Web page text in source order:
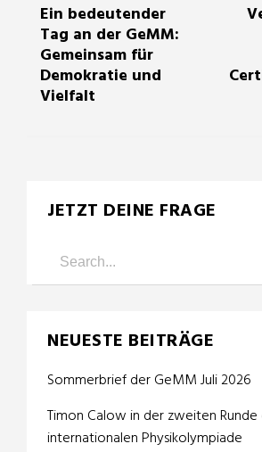
Ein bedeutender
Tag an der GeMM:
Gemeinsam für
Demokratie und
Vielfalt
JETZT DEINE FRAGE
NEUESTE BEITRÄGE
Sommerbrief der GeMM Juli 2026
Timon Calow in der zweiten
internationalen Physikolympiade